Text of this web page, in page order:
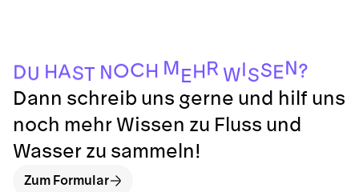
DU H AST NOC H ME H R WISSEN?
Dann schreib uns gerne und hilf uns
noch mehr Wissen zu Fluss und
Wasser zu sammeln!
Zum Formular